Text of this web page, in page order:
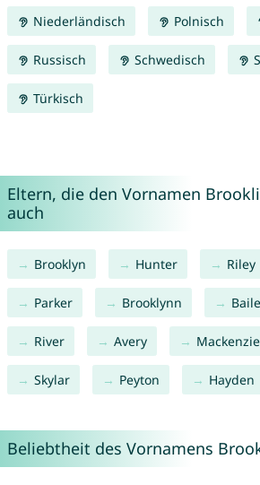
Niederländisch Polnisch
Russisch Schwedisch
Türkisch
Eltern, die den Vornamen
auch
Brooklyn Hunter Riley
Parker Brooklynn
River Avery Mackenzie
Skylar Peyton Hayden
Beliebtheit des Vornamens